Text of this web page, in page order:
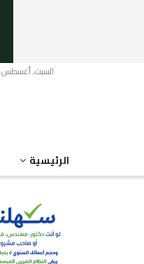
السبت, أغسطس 8, 2026
الرئيسية